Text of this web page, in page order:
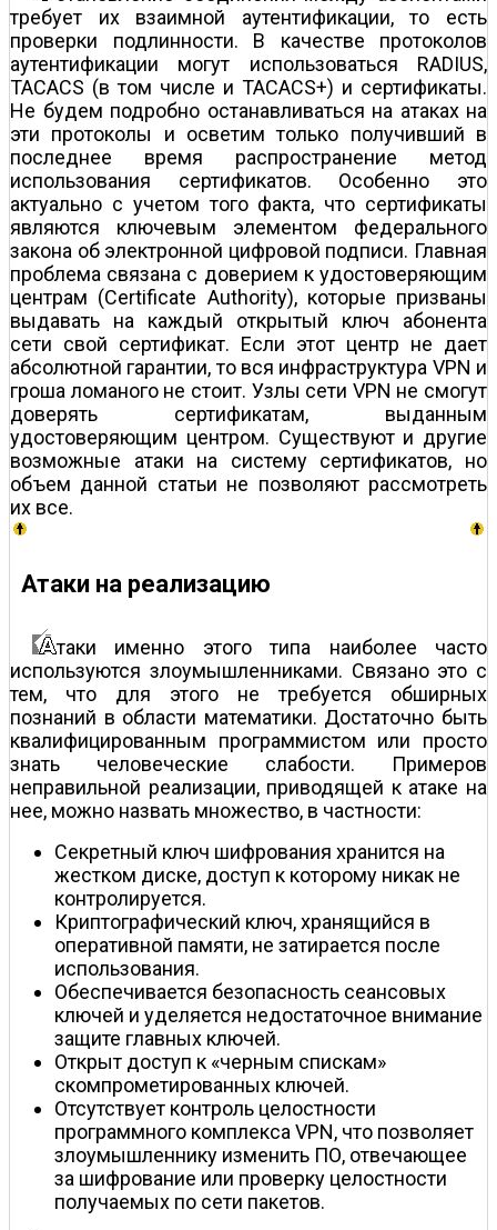
требует их взаимной аутентификации, то есть
проверки подлинности. В качестве протоколов
аутентификации могут использоваться RADIUS,
TACACS (в том числе и TACACS+) и сертификаты.
Не будем подробно останавливаться на атаках на
эти протоколы и осветим только получивший в
последнее время распространение метод
использования сертификатов. Особенно это
актуально с учетом того факта, что сертификаты
являются ключевым элементом федерального
закона об электронной цифровой подписи. Главная
проблема связана с доверием к удостоверяющим
центрам (Certificate Authority), которые призваны
выдавать на каждый открытый ключ абонента
сети свой сертификат. Если этот центр не дает
абсолютной гарантии, то вся инфраструктура VPN и
гроша ломаного не стоит. Узлы сети VPN не смогут
доверять сертификатам, выданным
удостоверяющим центром. Существуют и другие
возможные атаки на систему сертификатов, но
объем данной статьи не позволяют рассмотреть
их все.
Атаки на реализацию
таки именно этого типа наиболее часто
используются злоумышленниками. Связано это с
тем, что для этого не требуется обширных
познаний в области математики. Достаточно быть
квалифицированным программистом или просто
знать человеческие слабости. Примеров
неправильной реализации, приводящей к атаке на
нее, можно назвать множество, в частности:
Секретный ключ шифрования хранится на
жестком диске, доступ к которому никак не
контролируется.
Криптографический ключ, хранящийся в
оперативной памяти, не затирается после
использования.
Обеспечивается безопасность сеансовых
ключей и уделяется недостаточное внимание
защите главных ключей.
Открыт доступ к «черным спискам»
скомпрометированных ключей.
Отсутствует контроль целостности
программного комплекса VPN, что позволяет
злоумышленнику изменить ПО, отвечающее
за шифрование или проверку целостности
получаемых по сети пакетов.